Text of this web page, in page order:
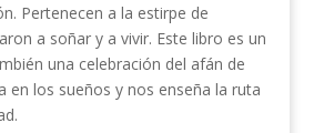
Pertenecen a la estirpe de
a soñar y a vivir. Este libro es un
una celebración del afán de
en los sueños y nos enseña la ruta